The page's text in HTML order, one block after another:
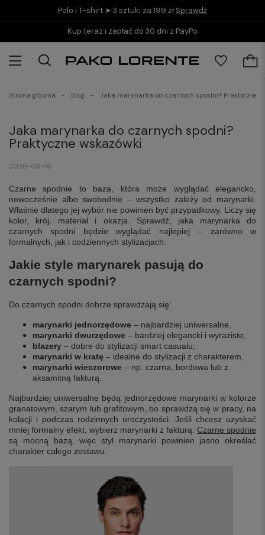
Polo i T-shirt ➤ 3 sztuki za 199 zł Sprawdź
Kup teraz i zapłać do 30 dni z PayPo
Strona główna Blog Jaka marynarka do czarnych spodni? Praktyczne
Jaka marynarka do czarnych spodni?
Praktyczne wskazówki
2026-06-16
Czarne spodnie to baza, która może wyglądać elegancko,
nowocześnie albo swobodnie – wszystko zależy od marynarki.
Właśnie dlatego jej wybór nie powinien być przypadkowy. Liczy się
kolor, krój, materiał i okazja. Sprawdź, jaka marynarka do
czarnych spodni będzie wyglądać najlepiej – zarówno w
formalnych, jak i codziennych stylizacjach.
Jakie style marynarek pasują do
czarnych spodni?
Do czarnych spodni dobrze sprawdzają się:
marynarki jednorzędowe – najbardziej uniwersalne,
marynarki dwurzędowe – bardziej elegancki i wyraziste,
blazery – dobre do stylizacji smart casualu,
marynarki w kratę – idealne do stylizacji z charakterem,
marynarki wieczorowe – np. czarna, bordowa lub z
aksamitną fakturą.
Najbardziej uniwersalne będą jednorzędowe marynarki w kolorze
granatowym, szarym lub grafitowym, bo sprawdzą się w pracy, na
kolacji i podczas rodzinnych uroczystości. Jeśli chcesz uzyskać
mniej formalny efekt, wybierz marynarki z fakturą. Czarne spodnie
są mocną bazą, więc styl marynarki powinien jasno określać
charakter całego zestawu.